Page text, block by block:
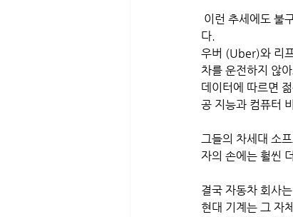
다.
우버 (Uber)와 리
차를 운전하지 않
데이터에 따르면
공 지능과 컴퓨터
그들의 차세대 소
자의 손에는 훨씬
결국 자동차 회사
현대 기계는 그 자